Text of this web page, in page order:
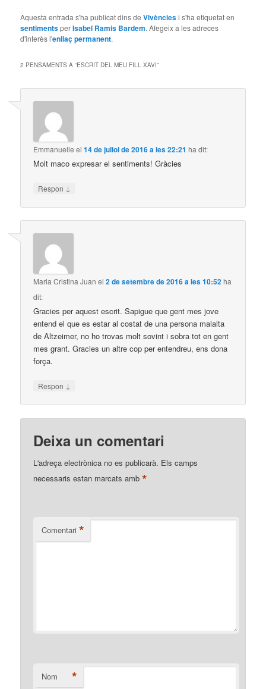
Aquesta entrada s'ha publicat dins deVivènciesi s'ha etiquetat en
sentimentsperIsabel Ramis Bardem. Afegeix a les adreces
d'interès l'enllaç permanent.
2 PENSAMENTS A “ESCRIT DEL MEU FILL XAVI”
Emmanuelle el14 de juliol de 2016 a les 22:21 ha dit:
Molt maco expresar el sentiments! Gràcies
Respon ↓
Maria Cristina Juan el2 de setembre de 2016 a les 10:52ha
dit:
Gracies per aquest escrit. Sapigue que gent mes jove
entend el que es estar al costat de una persona malalta
de Altzeimer, no ho trovas molt sovint i sobra tot en gent
mes grant. Gracies un altre cop per entendreu, ens dona
força.
Respon ↓
Deixa un comentari
L'adreça electrònica no es publicarà. Els camps
necessaris estan marcats amb*
Comentari *
Nom *